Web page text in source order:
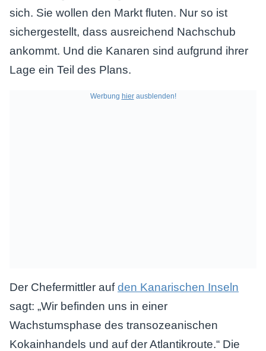
sich. Sie wollen den Markt fluten. Nur so ist
sichergestellt, dass ausreichend Nachschub
ankommt. Und die Kanaren sind aufgrund ihrer
Lage ein Teil des Plans.
Werbung hierausblenden!
Der Chefermittler aufden Kanarischen Inseln
sagt: „Wir befinden uns in einer
Wachstumsphase des transozeanischen
Kokainhandels und auf der Atlantikroute.“ Die